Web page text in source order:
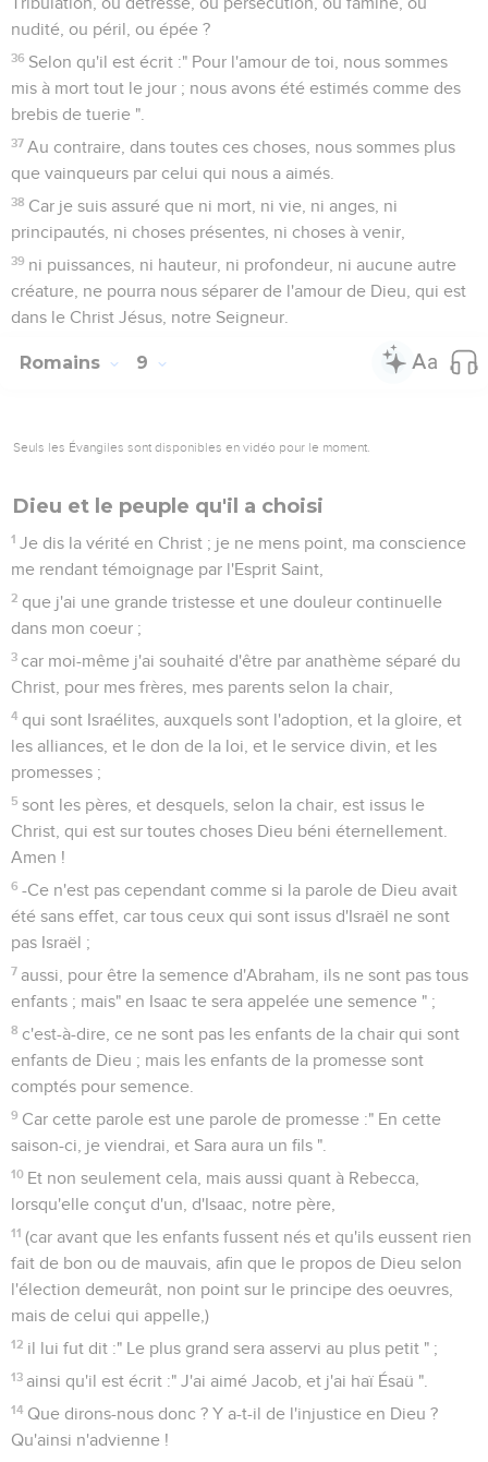
nudité, ou péril, ou épée ?
36 Selon qu'il est écrit :" Pour l'amour de toi, nous sommes
mis à mort tout le jour ; nous avons été estimés comme des
brebis de tuerie ".
37 Au contraire, dans toutes ces choses, nous sommes plus
que vainqueurs par celui qui nous a aimés.
38 Car je suis assuré que ni mort, ni vie, ni anges, ni
principautés, ni choses présentes, ni choses à venir,
39 ni puissances, ni hauteur, ni profondeur, ni aucune autre
créature, ne pourra nous séparer de l'amour de Dieu, qui est
dans le Christ Jésus, notre Seigneur.
Romains 9
Seuls les Évangiles sont disponibles en vidéo pour le moment.
Dieu et le peuple qu'il a choisi
1 Je dis la vérité en Christ ; je ne mens point, ma conscience
me rendant témoignage par l'Esprit Saint,
2 que j'ai une grande tristesse et une douleur continuelle
dans mon coeur ;
3 car moi-même j'ai souhaité d'être par anathème séparé du
Christ, pour mes frères, mes parents selon la chair,
4 qui sont Israélites, auxquels sont l'adoption, et la gloire, et
les alliances, et le don de la loi, et le service divin, et les
promesses ;
5 sont les pères, et desquels, selon la chair, est issus le
Christ, qui est sur toutes choses Dieu béni éternellement.
Amen !
6 -Ce n'est pas cependant comme si la parole de Dieu avait
été sans effet, car tous ceux qui sont issus d'Israël ne sont
pas Israël ;
7 aussi, pour être la semence d'Abraham, ils ne sont pas tous
enfants ; mais" en Isaac te sera appelée une semence " ;
8 c'est-à-dire, ce ne sont pas les enfants de la chair qui sont
enfants de Dieu ; mais les enfants de la promesse sont
comptés pour semence.
9 Car cette parole est une parole de promesse :" En cette
saison-ci, je viendrai, et Sara aura un fils ".
10 Et non seulement cela, mais aussi quant à Rebecca,
lorsqu'elle conçut d'un, d'Isaac, notre père,
11 (car avant que les enfants fussent nés et qu'ils eussent rien
fait de bon ou de mauvais, afin que le propos de Dieu selon
l'élection demeurât, non point sur le principe des oeuvres,
mais de celui qui appelle,)
12 il lui fut dit :" Le plus grand sera asservi au plus petit " ;
13 ainsi qu'il est écrit :" J'ai aimé Jacob, et j'ai haï Ésaü ".
14 Que dirons-nous donc ? Y a-t-il de l'injustice en Dieu ?
Qu'ainsi n'advienne !